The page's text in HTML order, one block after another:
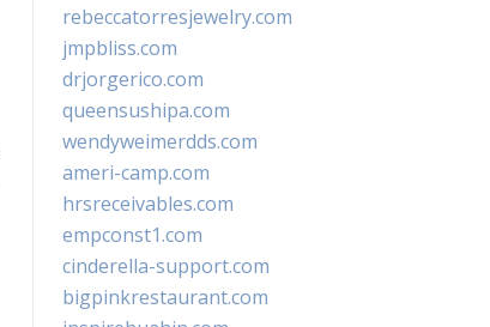
rebeccatorresjewelry.com
jmpbliss.com
drjorgerico.com
queensushipa.com
wendyweimerdds.com
ameri-camp.com
hrsreceivables.com
empconst1.com
cinderella-support.com
bigpinkrestaurant.com